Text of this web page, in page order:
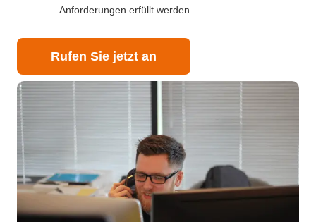
Anforderungen erfüllt werden.
Rufen Sie jetzt an